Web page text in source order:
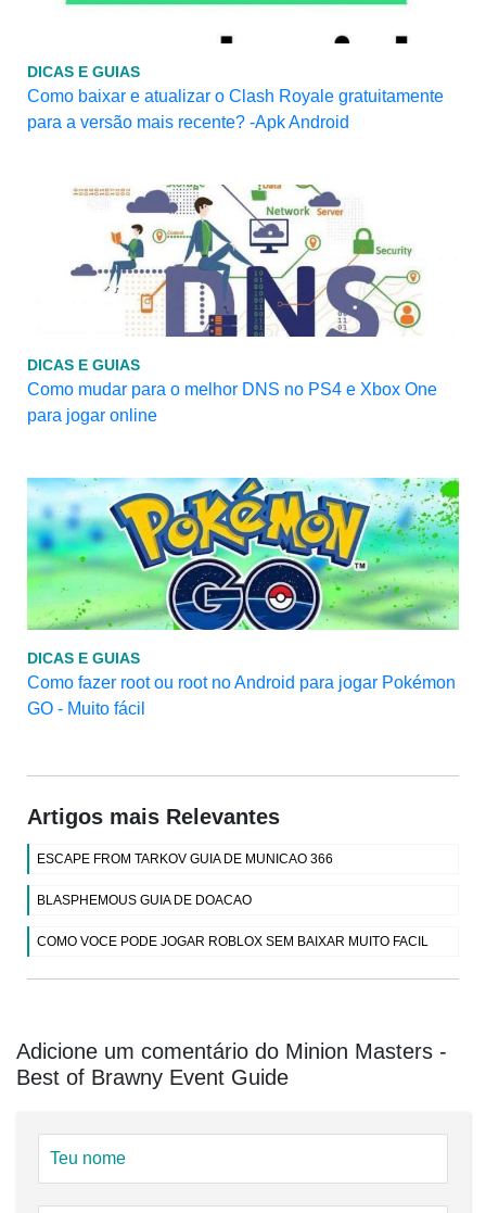
DICAS E GUIAS
Como baixar e atualizar o Clash Royale gratuitamente
para a versão mais recente? -Apk Android
DICAS E GUIAS
Como mudar para o melhor DNS no PS4 e Xbox One
para jogar online
DICAS E GUIAS
Como fazer root ou root no Android para jogar Pokémon
GO - Muito fácil
Artigos mais Relevantes
ESCAPE FROM TARKOV GUIA DE MUNICAO 366
BLASPHEMOUS GUIA DE DOACAO
COMO VOCE PODE JOGAR ROBLOX SEM BAIXAR MUITO FACIL
Adicione um comentário do Minion Masters -
Best of Brawny Event Guide